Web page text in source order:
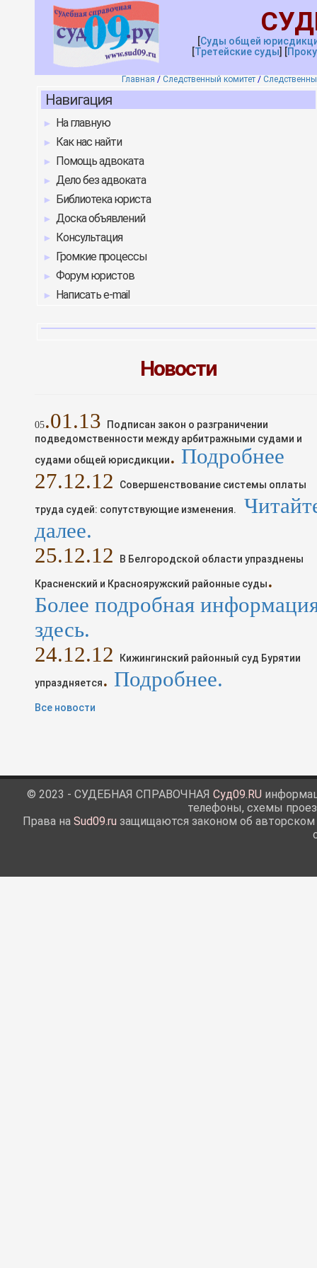
[Суды общей
[Третейские суды] [
Главная / Следственный комитет /
Навигация
На главную
Как нас найти
Помощь адвоката
Дело без адвоката
Библиотека юриста
Доска объявлений
Консультация
Громкие процессы
Форум юристов
Написать e-mail
Новости
05.01.13
Подписан закон о разграничении
подведомственности между арбитражными судами и
судами общей юрисдикции. Подробнее
27.12.12 Совершенствование системы оплаты
труда судей: сопутствующие изменения.
далее.
25.12.12 В Белгородской области упразднены
Красненский и Краснояружский районные суды.
Более подробная
здесь.
24.12.12 Кижингинский районный суд Бурятии
упраздняется. Подробнее.
Все новости
© 2023 - СУДЕБНАЯ СПРАВОЧНАЯ Суд09.RU
телефоны, схемы
Права на Sud09.ru защищаются законом об авторском